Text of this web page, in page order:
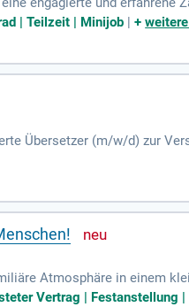
| Teilzeit | Minijob |+
Übersetzer (m/w/d) zur
werden.
Atmosphäre in einem
Sport- und
Vertrag | Festanstellung